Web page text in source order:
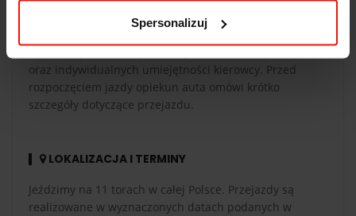
Spersonalizuj
CZAS PRZEJAZDU
oraz indywidualnych umiejętności kierowcy. Przed
rozpoczęciem jazdy opiekun auta omówi krótko
szczegóły dotyczące przejazdu.
LOKALIZACJA I TERMINY
Jeździmy na 11 torach w całej Polsce. Przejazdy są
realizowane w wyznaczonych datach podanych w